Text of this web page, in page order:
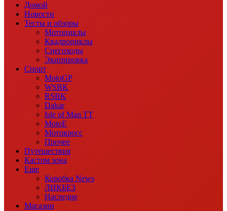
Домой
Новости
Тесты и обзоры
Мотоциклы
Квадроциклы
Снегоходы
Экипировка
Спорт
MotoGP
WSBK
RSBK
Dakar
Isle of Man TT
MotoE
Мотокросс
Прочее
Путешествия
Кастом зона
Еще
Коробка News
ЛИКБЕЗ
Наследие
Магазин